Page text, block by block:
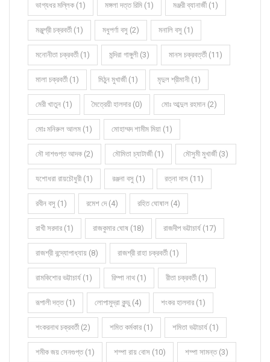
ভাগ্যধর মল্লিক (1) মঙ্গলা দত্ত রিমি (1) মঞ্জরী ব্যানার্জী (1)
মঞ্জুশ্রী চক্রবর্তী (1) মধুপর্ণা বসু (2) মনালি বসু (1)
মনোনীতা চক্রবর্তী (1) মন্দিরা গাঙ্গুলী (3) মানস চক্রবর্ত্তী (11)
মালা চক্রবর্তী (1) মিঠুন মুখার্জী (1) মৃদুল শ্রীমানী (1)
মেরী খাতুন (1) মৈত্রেয়ী হালদার (0) মোঃ আব্দুল রহমান (2)
মোঃ মনিরুল আলম (1) মোহাম্মদ শামীম মিয়া (1)
মৌ দাশগুপ্ত আদক (2) মৌমিতা চ্যাটার্জী (1) মৌসুমী মুখার্জী (3)
যশোধরা রায়চৌধুরী (1) রঞ্জনা বসু (1) রত্না দাস (11)
রবীন বসু (1) রমেশ দে (4) রহিত ঘোষাল (4)
রাখী সরদার (1) রাজকুমার ঘোষ (18) রাজদীপ ভট্টাচার্য (17)
রাজশ্রী বন্দ্যোপাধ্যায় (8) রাজশ্রী রাহা চক্রবর্তী (1)
রামকিশোর ভট্টাচার্য (1) রিম্পা নাথ (1) রীতা চক্রবর্তী (1)
রূপালী দত্ত (1) লোপামুদ্রা কুন্ডু (4) শংকর হালদার (1)
শংকরনাথ চক্রবর্তী (2) শমিত কর্মকার (1) শমিতা ভট্টাচার্য (1)
শমীক জয় সেনগুপ্ত (1) শম্পা রায় বোস (10) শম্পা সামন্ত (3)